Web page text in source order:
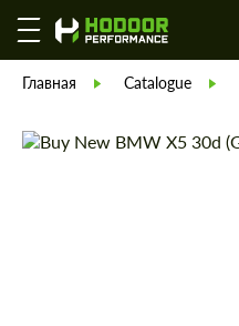
Главная Catalogue